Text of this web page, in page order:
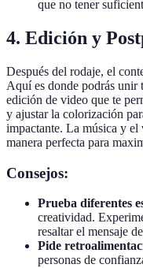
que no tener
4. Edición y
Después del rodaje, el
Aquí es donde podrás unir
edición de video que te
y ajustar la colorización
impactante. La música y el
manera perfecta para
Consejos:
Prueba diferentes
creatividad.
resaltar el mensaje
Pide
personas de